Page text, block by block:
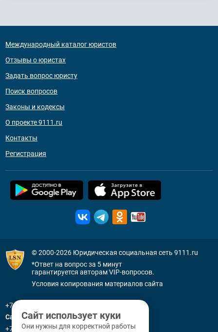
Международный каталог юристов
Отзывы о юристах
Задать вопрос юристу
Поиск вопросов
Законы и кодексы
О проекте 9111.ru
Контакты
Регистрация
© 2000-2026 Юридическая социальная сеть 9111.ru
*Ответ на вопрос за 5 минут
гарантируется авторам VIP-вопросов.
Условия копирования материалов сайта
+7 (800) 505-91-11
Санкт-Петербург
+7 (812) 336-92-64
Сайт использует куки
Они нужны для корректной работы